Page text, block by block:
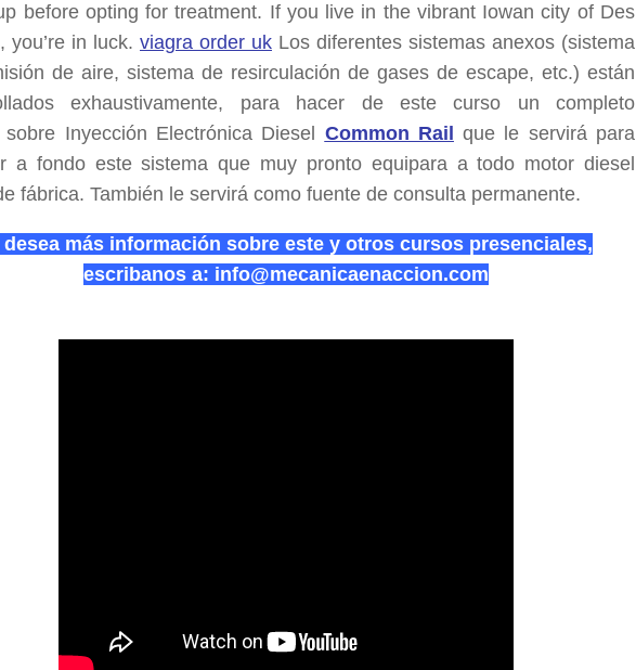
before opting for treatment. If you live in the vibrant Iowan city of Des
you’re in luck. viagra order uk Los diferentes sistemas anexos (sistema
de aire, sistema de resirculación de gases de escape, etc.) están
exhaustivamente, para hacer de este curso un completo
sobre Inyección Electrónica Diesel Common Rail
que le servirá para
a fondo este sistema que muy pronto equipara a todo motor diesel
fábrica. También le servirá como fuente de consulta permanente.
desea más información sobre este y otros cursos presenciales,
escribanos a: info@mecanicaenaccion.com